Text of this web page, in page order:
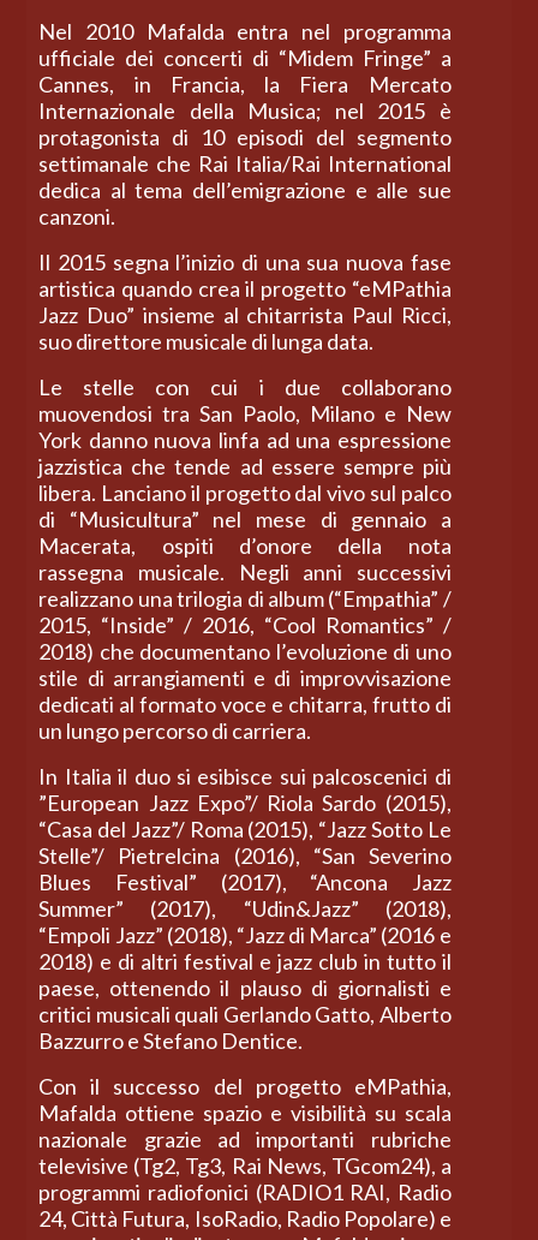
Nel 2010 Mafalda entra nel programma
ufficiale dei concerti di “Midem Fringe” a
Cannes, in Francia, la Fiera Mercato
Internazionale della Musica; nel 2015 è
protagonista di 10 episodi del segmento
settimanale che Rai Italia/Rai International
dedica al tema dell’emigrazione e alle sue
canzoni.
Il 2015 segna l’inizio di una sua nuova fase
artistica quando crea il progetto “eMPathia
Jazz Duo” insieme al chitarrista Paul Ricci,
suo direttore musicale di lunga data.
Le stelle con cui i due collaborano
muovendosi tra San Paolo, Milano e New
York danno nuova linfa ad una espressione
jazzistica che tende ad essere sempre più
libera. Lanciano il progetto dal vivo sul palco
di “Musicultura” nel mese di gennaio a
Macerata, ospiti d’onore della nota
rassegna musicale. Negli anni successivi
realizzano una trilogia di album (“Empathia” /
2015, “Inside” / 2016, “Cool Romantics” /
2018) che documentano l’evoluzione di uno
stile di arrangiamenti e di improvvisazione
dedicati al formato voce e chitarra, frutto di
un lungo percorso di carriera.
In Italia il duo si esibisce sui palcoscenici di
”European Jazz Expo”/ Riola Sardo (2015),
“Casa del Jazz”/ Roma (2015), “Jazz Sotto Le
Stelle”/ Pietrelcina (2016), “San Severino
Blues Festival” (2017), “Ancona Jazz
Summer” (2017), “Udin&Jazz” (2018),
“Empoli Jazz” (2018), “Jazz di Marca” (2016 e
2018) e di altri festival e jazz club in tutto il
paese, ottenendo il plauso di giornalisti e
critici musicali quali Gerlando Gatto, Alberto
Bazzurro e Stefano Dentice.
Con il successo del progetto eMPathia,
Mafalda ottiene spazio e visibilità su scala
nazionale grazie ad importanti rubriche
televisive (Tg2, Tg3, Rai News, TGcom24), a
programmi radiofonici (RADIO1 RAI, Radio
24, Città Futura, IsoRadio, Radio Popolare) e